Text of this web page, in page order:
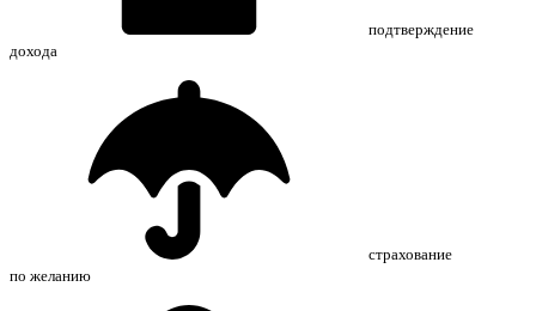
подтверждение
дохода
страхование
по желанию